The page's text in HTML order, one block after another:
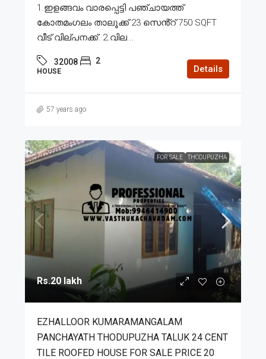
1.ഇളങ്ങവം വാരപ്പെട്ടി പഞ്ചായത്ത്
കോതമംഗലം താലൂക്ക് 23 സെൻ്റ് 750 SQFT
വീട് വില്പനക്ക്. 2.വില...
32008 2
HOUSE Details
57 years ago
FOR SALE THODUPUZHA
Rs.20 lakh
EZHALLOOR KUMARAMANGALAM
PANCHAYATH THODUPUZHA TALUK 24 CENT
TILE ROOFED HOUSE FOR SALE PRICE 20